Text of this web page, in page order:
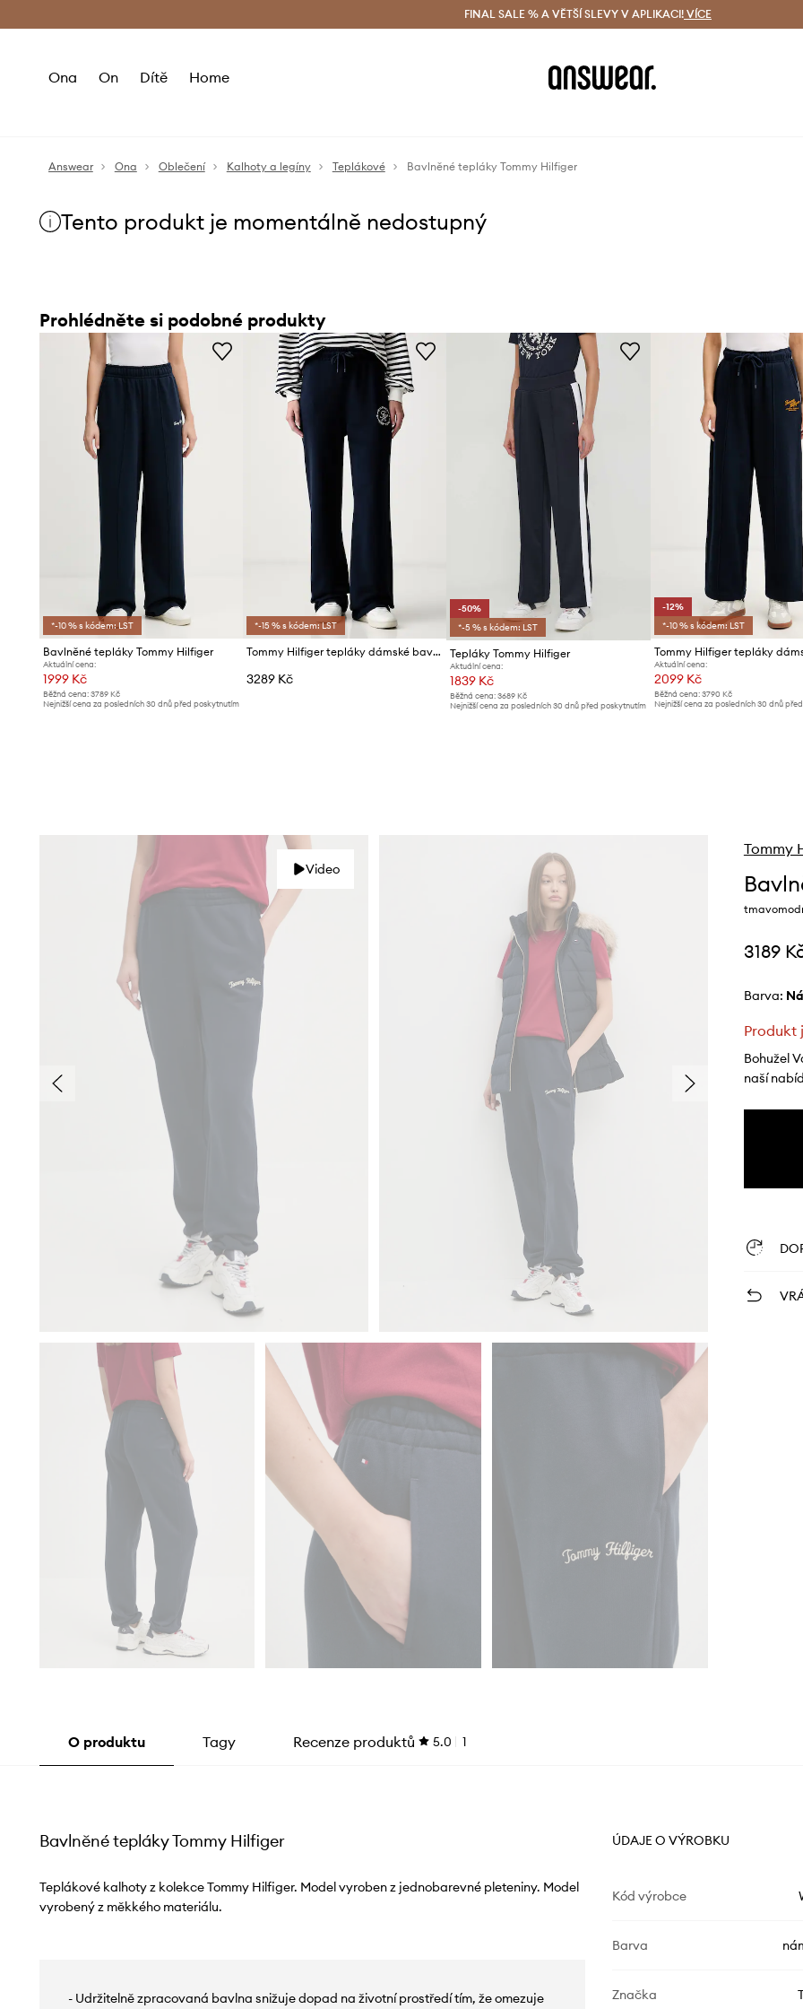
Doručení a vrácení zdarma (od 1800 Kč) Doručení i do 24 h
FINAL SALE % A VĚTŠÍ SLEVY V APLIKACI! VÍCE
Ona On Dítě Home
Answear Ona Oblečení Kalhoty a legíny Teplákové Bavlněné tepláky Tommy Hilfiger
Tento produkt je momentálně nedostupný
Prohlédněte si podobné produkty
*-10 % s kódem: LST
Bavlněné tepláky Tommy Hilfiger
Aktuální cena:
1999 Kč
Běžná cena: 3789 Kč
Nejnižší cena za posledních 30 dnů před poskytnutím
*-15 % s kódem: LST
Tommy Hilfiger tepláky dámské bavlněné
3289 Kč
-50%
*-5 % s kódem: LST
Tepláky Tommy Hilfiger
Aktuální cena:
1839 Kč
Běžná cena: 3689 Kč
Nejnižší cena za posledních 30 dnů před poskytnutím
-12%
*-10 % s kódem: LST
Aktuální cena:
2099 Kč
Běžná cena: 3790 Kč
Nejnižší cena za posledních 30 dnů
Video
Tommy
3189
Barva:
Produkt
Bohužel
naší
O produktu Tagy Recenze produktů 5.0 1
Bavlněné tepláky Tommy Hilfiger
Teplákové kalhoty z kolekce Tommy Hilfiger. Model vyroben z jednobarevné pleteniny. Model
vyrobený z měkkého materiálu.
- Udržitelně zpracovaná bavlna snižuje dopad na životní prostředí tím, že omezuje
ÚDAJE O VÝROBKU
Kód výrobce
Barva
Značka